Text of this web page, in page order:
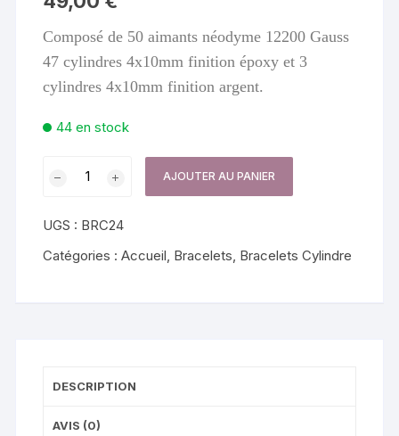
Composé de 50 aimants néodyme 12200 Gauss
47 cylindres 4x10mm finition époxy et 3
cylindres 4x10mm finition argent.
44 en stock
BRC24
AJOUTER AU PANIER
UGS : BRC24
Catégories :Accueil, Bracelets, Bracelets Cylindre
DESCRIPTION
AVIS (0)